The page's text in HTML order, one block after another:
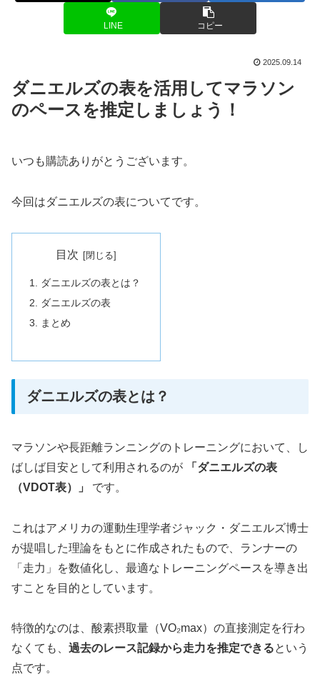
LINE コピー
2025.09.14
ダニエルズの表を活用してマラソン
のペースを推定しましょう！
いつも購読ありがとうございます。
今回はダニエルズの表についてです。
目次
ダニエルズの表とは？
ダニエルズの表
まとめ
ダニエルズの表とは？
マラソンや長距離ランニングのトレーニングにおいて、し
ばしば目安として利用されるのが
「ダニエルズの表
（VDOT表）」
です。
これはアメリカの運動生理学者ジャック・ダニエルズ博士
が提唱した理論をもとに作成されたもので、ランナーの
「走力」を数値化し、最適なトレーニングペースを導き出
すことを目的としています。
特徴的なのは、酸素摂取量（VO₂max）の直接測定を行わ
なくても、 過去のレース記録から走力を推定できるという
点です。